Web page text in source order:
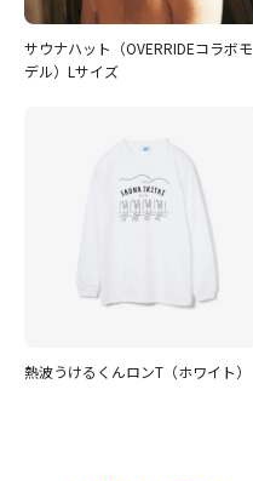
サウナハット（OVERRIDEコラボモ
デル）Lサイズ
熱波うけるくんロンT（ホワイト）